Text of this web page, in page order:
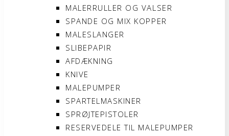
MALERRULLER OG VALSER
SPANDE OG MIX KOPPER
MALESLANGER
SLIBEPAPIR
AFDÆKNING
KNIVE
MALEPUMPER
SPARTELMASKINER
SPRØJTEPISTOLER
RESERVEDELE TIL MALEPUMPER